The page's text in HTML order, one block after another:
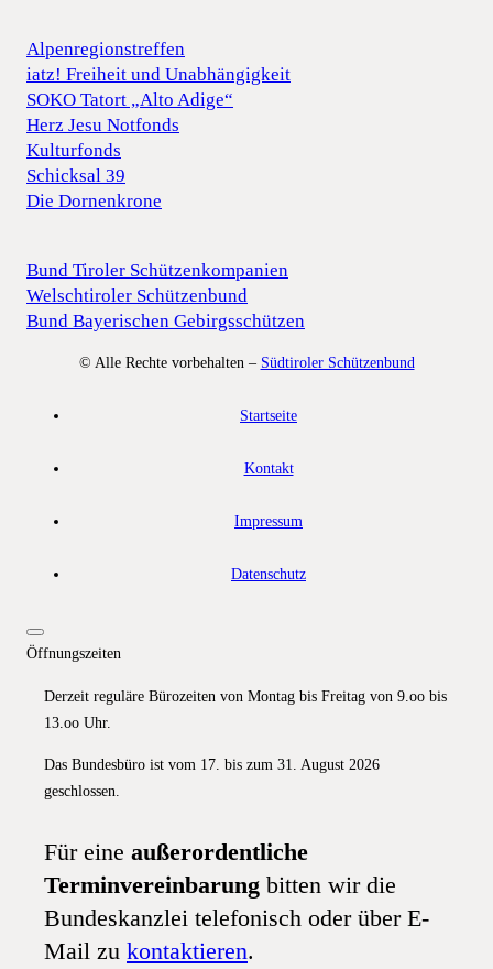
Alpenregionstreffen
iatz! Freiheit und Unabhängigkeit
SOKO Tatort „Alto Adige“
Herz Jesu Notfonds
Kulturfonds
Schicksal 39
Die Dornenkrone
Bund Tiroler Schützenkompanien
Welschtiroler Schützenbund
Bund Bayerischen Gebirgsschützen
© Alle Rechte vorbehalten – Südtiroler Schützenbund
Startseite
Kontakt
Impressum
Datenschutz
Öffnungszeiten
Derzeit reguläre Bürozeiten von Montag bis Freitag von 9.oo bis
13.oo Uhr.
Das Bundesbüro ist vom 17. bis zum 31. August 2026
geschlossen.
Für eine außerordentliche
Terminvereinbarung bitten wir die
Bundeskanzlei telefonisch oder über E-
Mail zu kontaktieren.